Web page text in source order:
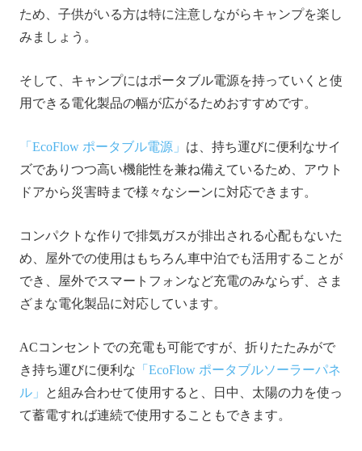
ため、子供がいる方は特に注意しながらキャンプを楽し
みましょう。
そして、キャンプにはポータブル電源を持っていくと使
用できる電化製品の幅が広がるためおすすめです。
「EcoFlow ポータブル電源」 は、持ち運びに便利なサイ
ズでありつつ高い機能性を兼ね備えているため、アウト
ドアから災害時まで様々なシーンに対応できます。
コンパクトな作りで排気ガスが排出される心配もないた
め、屋外での使用はもちろん車中泊でも活用することが
でき、屋外でスマートフォンなど充電のみならず、さま
ざまな電化製品に対応しています。
ACコンセントでの充電も可能ですが、折りたたみがで
き持ち運びに便利な 「EcoFlow ポータブルソーラーパネ
ル」
と組み合わせて使用すると、日中、太陽の力を使っ
て蓄電すれば連続で使用することもできます。